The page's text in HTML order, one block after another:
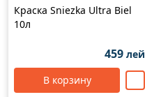
Краска Sniezka Ultra Biel
10л
459 лей
В корзину